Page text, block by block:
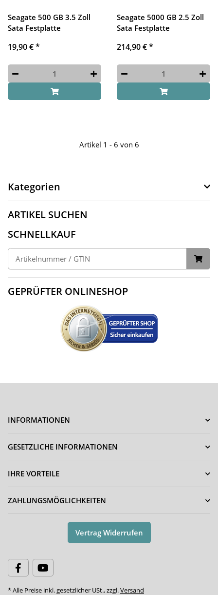
Seagate 500 GB 3.5 Zoll
Sata Festplatte
19,90 €*
Seagate 5000 GB 2.5 Zoll
Sata Festplatte
214,90 €*
Artikel 1 - 6 von 6
Kategorien
ARTIKEL SUCHEN
SCHNELLKAUF
GEPRÜFTER ONLINESHOP
INFORMATIONEN
GESETZLICHE INFORMATIONEN
IHRE VORTEILE
ZAHLUNGSMÖGLICHKEITEN
Vertrag Widerrufen
* Alle Preise inkl. gesetzlicher USt., zzgl.Versand